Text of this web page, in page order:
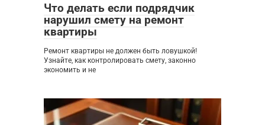
Что делать если подрядчик
нарушил смету на ремонт
квартиры
Ремонт квартиры не должен быть ловушкой!
Узнайте, как контролировать смету, законно
экономить и не